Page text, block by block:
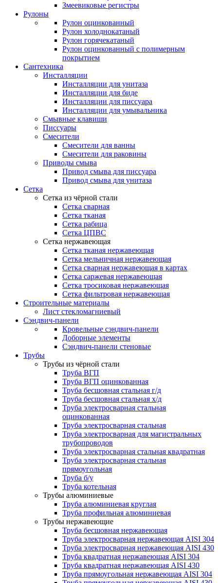
Змеевиковые регистры
Рулоны
Рулон оцинкованный
Рулон холоднокатаный
Рулон горячекатаный
Рулон оцинкованный с полимерным
покрытием
Сантехника
Инсталляции
Инсталляции для унитаза
Инсталляции для биде
Инсталляции для писсуара
Инсталляции для умывальника
Смывные клавиши
Писсуары
Смесители
Смесители для ванны
Смесители для раковины
Приводы смыва
Привод смыва для писсуара
Привод смыва для унитаза
Сетка
Сетка из чёрной стали
Сетка сварная
Сетка тканая
Сетка рабица
Сетка ЦПВС
Сетка нержавеющая
Сетка тканая нержавеющая
Сетка мельничная нержавеющая
Сетка сварная нержавеющая в картах
Сетка саржевая нержавеющая
Сетка тросиковая нержавеющая
Сетка фильтровая нержавеющая
Строительные материалы
Лист стекломагниевый
Сэндвич-панели
Кровельные сэндвич-панели
Доборные элементы
Сэндвич-панели стеновые
Трубы
Трубы из чёрной стали
Труба ВГП
Труба ВГП оцинкованная
Труба бесшовная стальная г/д
Труба бесшовная стальная х/д
Труба электросварная стальная
оцинкованная
Труба электросварная стальная
Труба электросварная для магистральных
трубопроводов
Труба электросварная стальная квадратная
Труба электросварная стальная
прямоугольная
Труба б/у
Труба котельная
Трубы алюминиевые
Труба алюминиевая круглая
Труба профильная алюминиевая
Трубы нержавеющие
Труба бесшовная нержавеющая
Труба электросварная нержавеющая AISI 304
Труба электросварная нержавеющая AISI 430
Труба квадратная нержавеющая AISI 304
Труба квадратная нержавеющая AISI 430
Труба прямоугольная нержавеющая AISI 304